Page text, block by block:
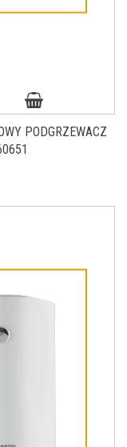
PODGRZEWACZ